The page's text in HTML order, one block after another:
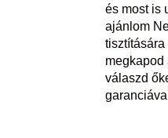
és most is
ajánlom
megkapod
válaszd